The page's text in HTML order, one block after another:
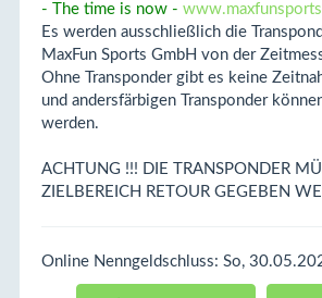
- The time is now -
Es werden ausschließlich die
MaxFun Sports GmbH von der
Ohne Transponder gibt es keine
und andersfärbigen Transponder
werden.
ACHTUNG !!! DIE TRANSPONDER
ZIELBEREICH RETOUR GEGEBEN
Online Nenngeldschluss: So,